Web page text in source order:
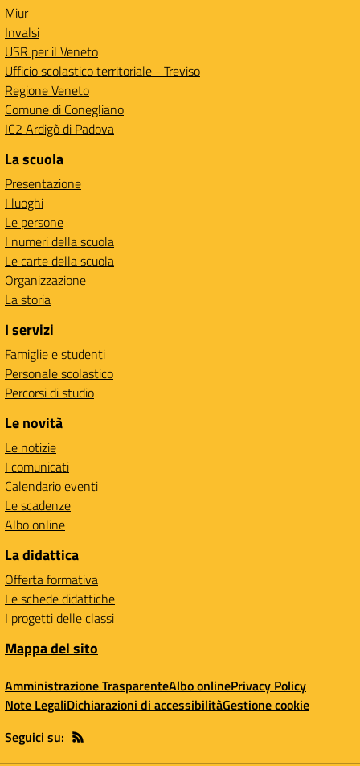
Miur
Invalsi
USR per il Veneto
Ufficio scolastico territoriale - Treviso
Regione Veneto
Comune di Conegliano
IC2 Ardigò di Padova
La scuola
Presentazione
I luoghi
Le persone
I numeri della scuola
Le carte della scuola
Organizzazione
La storia
I servizi
Famiglie e studenti
Personale scolastico
Percorsi di studio
Le novità
Le notizie
I comunicati
Calendario eventi
Le scadenze
Albo online
La didattica
Offerta formativa
Le schede didattiche
I progetti delle classi
Mappa del sito
Amministrazione TrasparenteAlbo onlinePrivacy Policy
Note LegaliDichiarazioni di accessibilitàGestione cookie
Seguici su: